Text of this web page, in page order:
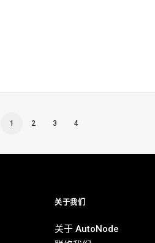
1 2 3 4
关于我们
关于 AutoNode